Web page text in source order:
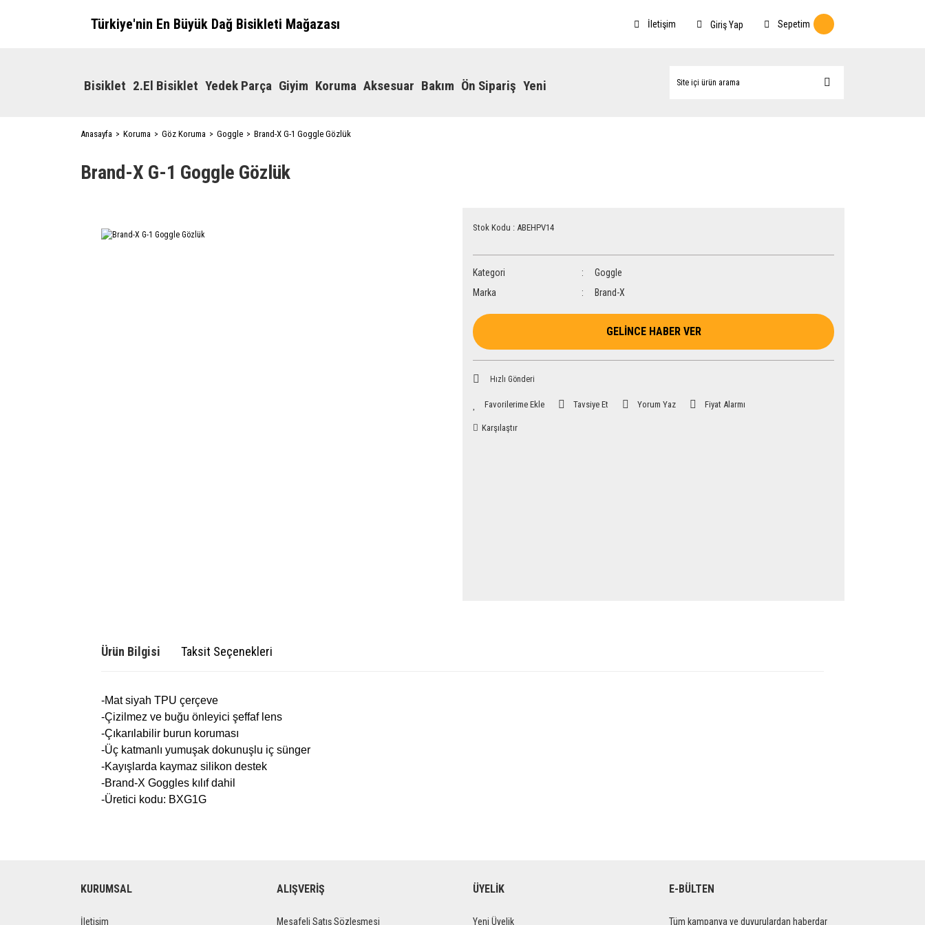
Türkiye'nin En Büyük Dağ Bisikleti Mağazası İletişim Giriş Yap Sepetim
Bisiklet 2.El Bisiklet Yedek Parça Giyim Koruma Aksesuar Bakım Ön Sipariş Yeni
Anasayfa Koruma Göz Koruma Goggle Brand-X G-1 Goggle Gözlük
Brand-X G-1 Goggle Gözlük
Stok Kodu : ABEHPV14
Kategori
Goggle
Marka
Brand-X
GELİNCE HABER VER
Hızlı Gönderi
Tavsiye Et Yorum Yaz Fiyat Alarmı
Karşılaştır
Ürün Bilgisi Taksit Seçenekleri
-Mat siyah TPU çerçeve
-Çizilmez ve buğu önleyici şeffaf lens
-Çıkarılabilir burun koruması
-Üç katmanlı yumuşak dokunuşlu iç sünger
-Kayışlarda kaymaz silikon destek
-Brand-X Goggles kılıf dahil
-Üretici kodu: BXG1G
KURUMSAL
İletişim
ALIŞVERİŞ
Mesafeli Satış Sözleşmesi
ÜYELİK
Yeni Üyelik
E-BÜLTEN
Tüm kampanya ve duyurulardan haberdar